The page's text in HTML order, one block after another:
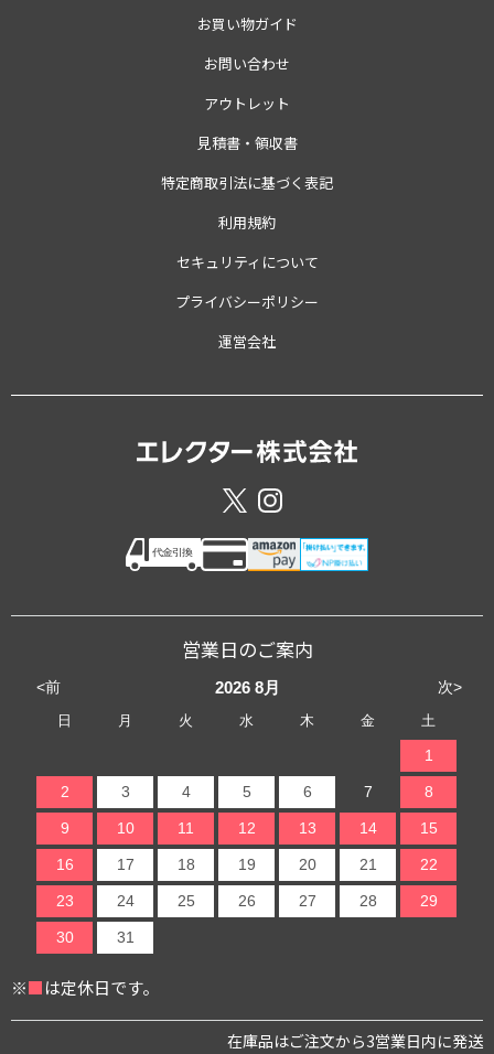
お買い物ガイド
お問い合わせ
アウトレット
見積書・領収書
特定商取引法に基づく表記
利用規約
セキュリティについて
プライバシーポリシー
運営会社
営業日のご案内
<前 次>
2026 8月
日 月 火 水 木 金 土
1
2 3 4 5 6 7 8
9 10 11 12 13 14 15
16 17 18 19 20 21 22
23 24 25 26 27 28 29
30 31
※■は定休日です。
在庫品はご注文から3営業日内に発送